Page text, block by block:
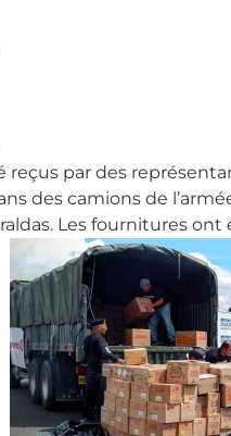
reçus par des
des camions de
Les fournitures